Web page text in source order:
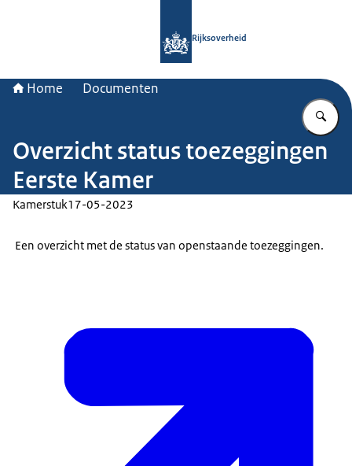
Rijksoverheid
Home Documenten
Overzicht status toezeggingen
Eerste Kamer
Kamerstuk17-05-2023
Een overzicht met de status van openstaande toezeggingen.